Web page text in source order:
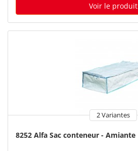
Voir le produit
2 Variantes
8252 Alfa Sac conteneur - Amiante